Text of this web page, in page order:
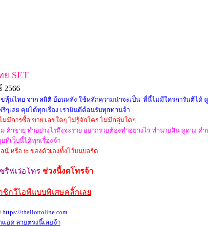
ย SET
2566
นไทย จาก สถิติ ย้อนหลัง ใช้หลักความน่าจะเป็น ที่นี้ไม่มีใครการันตีได้
เลย คุยได้ทุกเรื่อง เรายินดีต้อนรับทุกท่านจ้า
มีการซื้อ ขาย เลขใดๆ ไม่รู้จักใคร ไม่มีกลุ่มใดๆ
าขาย ทำอย่างไรถึงจะรวย อยากรวยต้องทำอย่างไร ทำนายฝัน ดูดวง ค
ที่เว็บนี้ได้ทุกเรื่องจ้า
น์ หรือ fb ของตัวเองทิ้งไว้บนบอร์ด
ริฟเว่อโทร ช่วงนี้งดโทรจ้า
กวีไอพีแบบพิเศษคลิ๊กเลย
https://thailottoline.com
อด ลายตรงนี้เลยจ้า